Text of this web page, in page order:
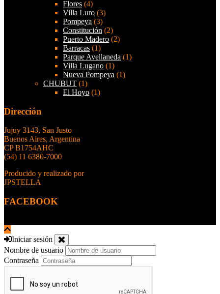
Flores (4)
Villa Luro (3)
Pompeya (3)
Constitución (2)
Puerto Madero (2)
Barracas (1)
Parque Avellaneda (1)
Villa Lugano (1)
Nueva Pompeya (1)
CHUBUT (1)
El Hoyo (1)
Dirección
Jujuy 3143, San Justo
Buenos Aires, Argentina
CP B1754AHC
(54) 11 6380-7000
Producido y realizado por
JPSTELLA
FACEBOOK
Iniciar sesión
Nombre de usuario
Contraseña